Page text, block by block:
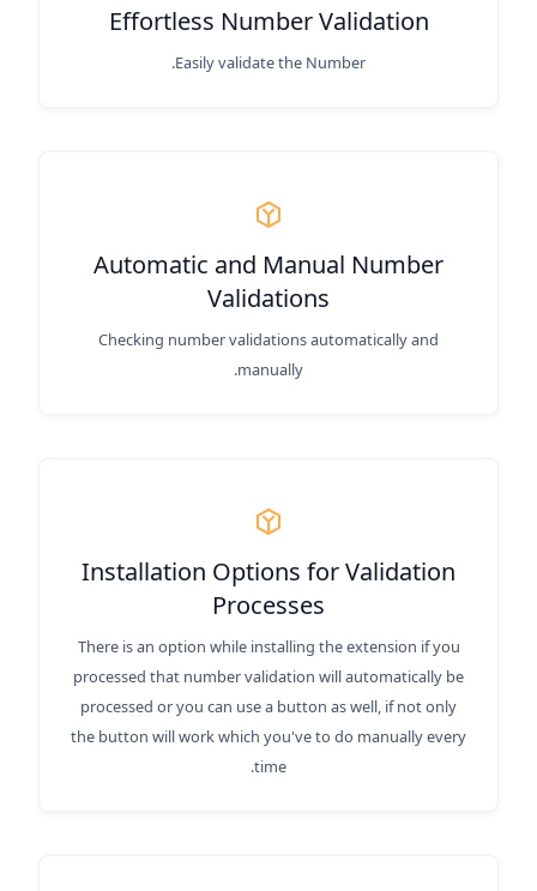
Effortless Number Validation
Easily validate the Number.
Automatic and Manual Number
Validations
Checking number validations automatically and
manually.
Installation Options for Validation
Processes
There is an option while installing the extension if you
processed that number validation will automatically be
processed or you can use a button as well, if not only
the button will work which you've to do manually every
time.